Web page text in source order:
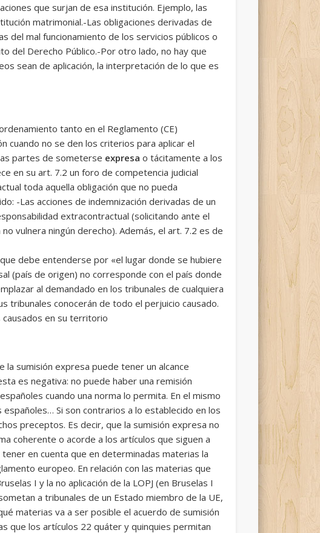
que surjan de esa institución. Ejemplo, las
matrimonial.-Las obligaciones derivadas de
del mal funcionamiento de los servicios públicos o
del Derecho Público.-Por otro lado, no hay que
sean de aplicación, la interpretación de lo que es
tanto en el Reglamento (CE)
cuando no se den los criterios para aplicar el
partes de someterse expresa o tácitamente a los
en su art. 7.2 un foro de competencia judicial
toda aquella obligación que no pueda
-Las acciones de indemnización derivadas de un
extracontractual (solicitando ante el
vulnera ningún derecho). Además, el art. 7.2 es de
debe entenderse por «el lugar donde se hubiere
(país de origen) no corresponde con el país donde
al demandado en los tribunales de cualquiera
tribunales conocerán de todo el perjuicio causado.
en su territorio
sumisión expresa puede tener un alcance
es negativa: no puede haber una remisión
cuando una norma lo permita. En el mismo
Si son contrarios a lo establecido en los
preceptos. Es decir, que la sumisión expresa no
coherente o acorde a los artículos que siguen a
en cuenta que en determinadas materias la
europeo. En relación con las materias que
I y la no aplicación de la LOPJ (en Bruselas I
a tribunales de un Estado miembro de la UE,
materias va a ser posible el acuerdo de sumisión
que los artículos 22 quáter y quinquies permitan